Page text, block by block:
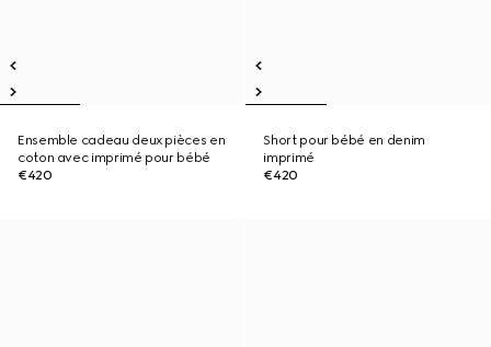
Ensemble cadeau deux pièces en
coton avec imprimé pour bébé
€420
Short pour bébé en denim
imprimé
€420